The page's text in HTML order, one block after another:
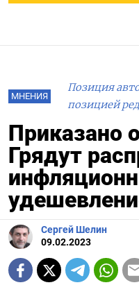
МНЕНИЯ
Позиция
позицией
Приказано
Грядут
Сергей Шелин
09.02.2023